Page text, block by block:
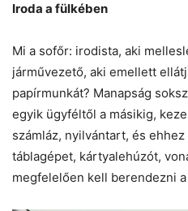
Iroda a fülkében
Mi a sofőr: irodista, aki
járművezető, aki emellett
papírmunkát? Manapság
egyik ügyféltől a másikig,
számláz, nyilvántart, és
táblagépet, kártyalehúzót,
megfelelően kell berendezni